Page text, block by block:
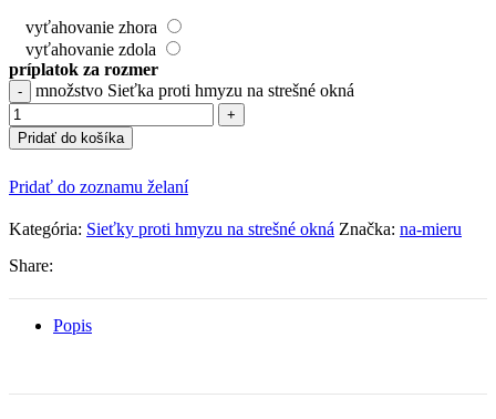
vyťahovanie zhora
vyťahovanie zdola
príplatok za rozmer
množstvo Sieťka proti hmyzu na strešné okná
Pridať do košíka
Pridať do zoznamu želaní
Kategória: Sieťky proti hmyzu na strešné okná Značka: na-mieru
Share:
Popis